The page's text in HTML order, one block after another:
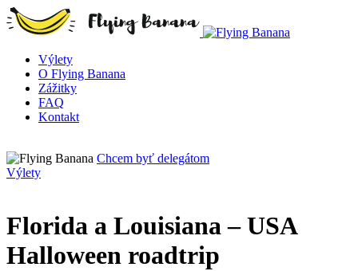
Výlety
O Flying Banana
Zážitky
FAQ
Kontakt
Chcem byť delegátom
Výlety
Florida a Louisiana – USA
Halloween roadtrip